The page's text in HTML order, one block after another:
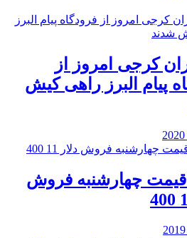
کرجی امروز از
پیام البرز راهی کیش
قیمت چهارشنبه فروش